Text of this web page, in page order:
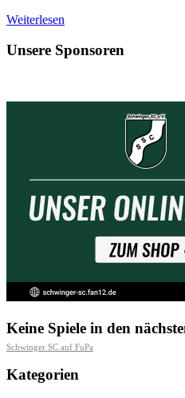
Weiterlesen
Unsere Sponsoren
Keine Spiele in den
Schwinger SC auf FuPa
Kategorien